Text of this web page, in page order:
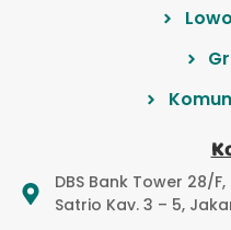
DBS Bank Tower 28/
Satrio Kav. 3 – 5,